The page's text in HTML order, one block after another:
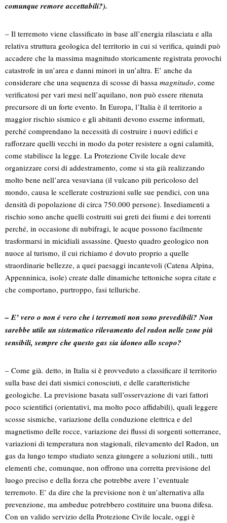
comunque remore accettabili?).
– Il terremoto viene classificato in base all’energia rilasciata e alla
relativa struttura geologica del territorio in cui si verifica, quindi può
accadere che la massima magnitudo storicamente registrata provochi
catastrofe in un’area e danni minori in un’altra. E’ anche da
considerare che una sequenza di scosse di bassa magnitudo, come
verificatosi per vari mesi nell’aquilano, non può essere ritenuta
precursore di un forte evento. In Europa, l’Italia è il territorio a
maggior rischio sismico e gli abitanti devono esserne informati,
perché comprendano la necessità di costruire i nuovi edifici e
rafforzare quelli vecchi in modo da poter resistere a ogni calamità,
come stabilisce la legge. La Protezione Civile locale deve
organizzare corsi di addestramento, come si sta già realizzando
molto bene nell’area vesuviana (il vulcano più pericoloso del
mondo, causa le scellerate costruzioni sulle sue pendici, con una
densità di popolazione di circa 750.000 persone). Insediamenti a
rischio sono anche quelli costruiti sui greti dei fiumi e dei torrenti
perché, in occasione di nubifragi, le acque possono facilmente
trasformarsi in micidiali assassine. Questo quadro geologico non
nuoce al turismo, il cui richiamo é dovuto proprio a quelle
straordinarie bellezze, a quei paesaggi incantevoli (Catena Alpina,
Appenninica, isole) create dalle dinamiche tettoniche sopra citate e
che comportano, purtroppo, fasi telluriche.
– E’ vero o non é vero che i terremoti non sono prevedibili? Non
sarebbe utile un sistematico rilevamento del radon nelle zone più
sensibili, sempre che questo gas sia idoneo allo scopo?
– Come già. detto, in Italia si è provveduto a classificare il territorio
sulla base dei dati sismici conosciuti, e delle caratteristiche
geologiche. La previsione basata sull’osservazione di vari fattori
poco scientifici (orientativi, ma molto poco affidabili), quali leggere
scosse sismiche, variazione della conduzione elettrica e del
magnetismo delle rocce, variazione dei flussi di sorgenti sotterranee,
variazioni di temperatura non stagionali, rilevamento del Radon, un
gas da lungo tempo studiato senza giungere a soluzioni utili., tutti
elementi che, comunque, non offrono una corretta previsione del
luogo preciso e della forza che potrebbe avere 1’eventuale
terremoto. E’ da dire che la previsione non è un’alternativa alla
prevenzione, ma ambedue potrebbero costituire una buona difesa.
Con un valido servizio della Protezione Civile locale, oggi è